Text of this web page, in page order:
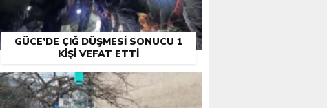
GÜCE’DE ÇIĞ DÜŞMESI SONUCU 1
KIŞI VEFAT ETTI